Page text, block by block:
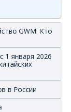
GWM: Кто
1 января 2026
в России